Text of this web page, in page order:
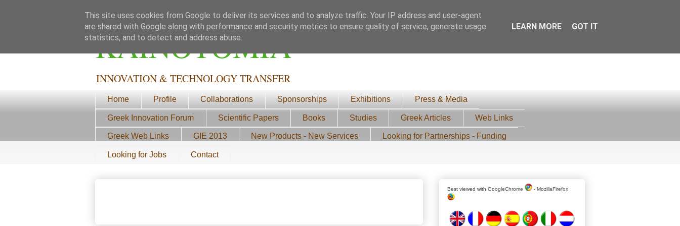
ΚΑΙΝΟΤΟΜΙΑ
INNOVATION & TECHNOLOGY TRANSFER
Home Profile Collaborations Sponsorships Exhibitions Press & Media
Greek Innovation Forum Scientific Papers Books Studies Greek Articles Web Links
Greek Web Links GIE 2013 New Products - New Services Looking for Partnerships - Funding
Looking for Jobs Contact
Best viewed with GoogleChrome - MozillaFirefox
This site uses cookies from Google to deliver its services and to analyze traffic. Your IP address and user-agent
are shared with Google along with performance and security metrics to ensure quality of service, generate usage
statistics, and to detect and address abuse.
LEARN MORE GOT IT